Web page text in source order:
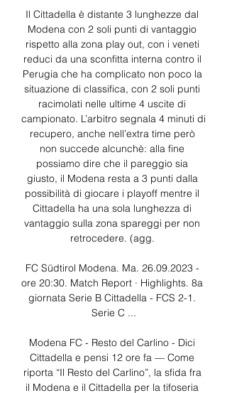
Il Cittadella è distante 3 lunghezze dal
Modena con 2 soli punti di vantaggio
rispetto alla zona play out, con i veneti
reduci da una sconfitta interna contro il
Perugia che ha complicato non poco la
situazione di classifica, con 2 soli punti
racimolati nelle ultime 4 uscite di
campionato. L’arbitro segnala 4 minuti di
recupero, anche nell’extra time però
non succede alcunchè: alla fine
possiamo dire che il pareggio sia
giusto, il Modena resta a 3 punti dalla
possibilità di giocare i playoff mentre il
Cittadella ha una sola lunghezza di
vantaggio sulla zona spareggi per non
retrocedere. (agg.
FC Südtirol Modena. Ma. 26.09.2023 -
ore 20:30. Match Report · Highlights. 8a
giornata Serie B Cittadella - FCS 2-1.
Serie C ...
Modena FC - Resto del Carlino - Dici
Cittadella e pensi 12 ore fa — Come
riporta “Il Resto del Carlino”, la sfida fra
il Modena e il Cittadella per la tifoseria